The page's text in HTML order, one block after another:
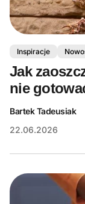
Inspiracje
Jak
nie
Bartek Tadeusiak
22.06.2026